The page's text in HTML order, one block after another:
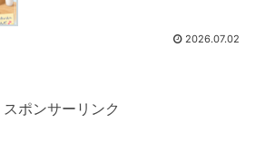
2026.07.02
スポンサーリンク